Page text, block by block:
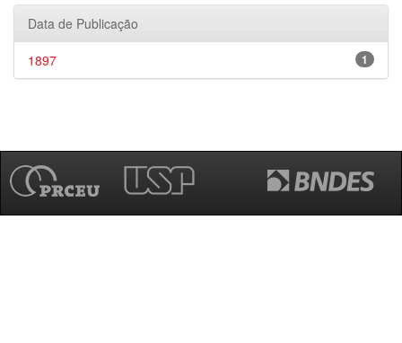
Data de Publicação
1
1897